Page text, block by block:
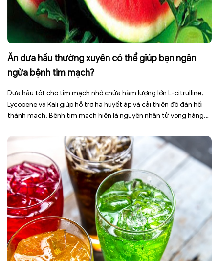
Ăn dưa hấu thường xuyên có thể giúp bạn ngăn
ngừa bệnh tim mạch?
Dưa hấu tốt cho tim mạch nhờ chứa hàm lượng lớn L-citrulline,
Lycopene và Kali giúp hỗ trợ hạ huyết áp và cải thiện độ đàn hồi
thành mạch. Bệnh tim mạch hiện là nguyên nhân tử vong hàng
ngày có thể […]